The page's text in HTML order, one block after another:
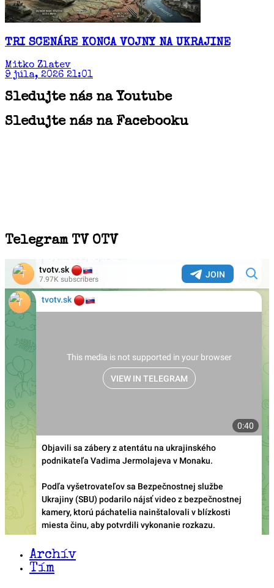
TRI SCENÁRE KONCA VOJNY NA UKRAJINE
Mitko Zlatev
9 júla, 2026 21:01
Sledujte nás na Youtube
Sledujte nás na Facebooku
Telegram TV OTV
Archív
Tím